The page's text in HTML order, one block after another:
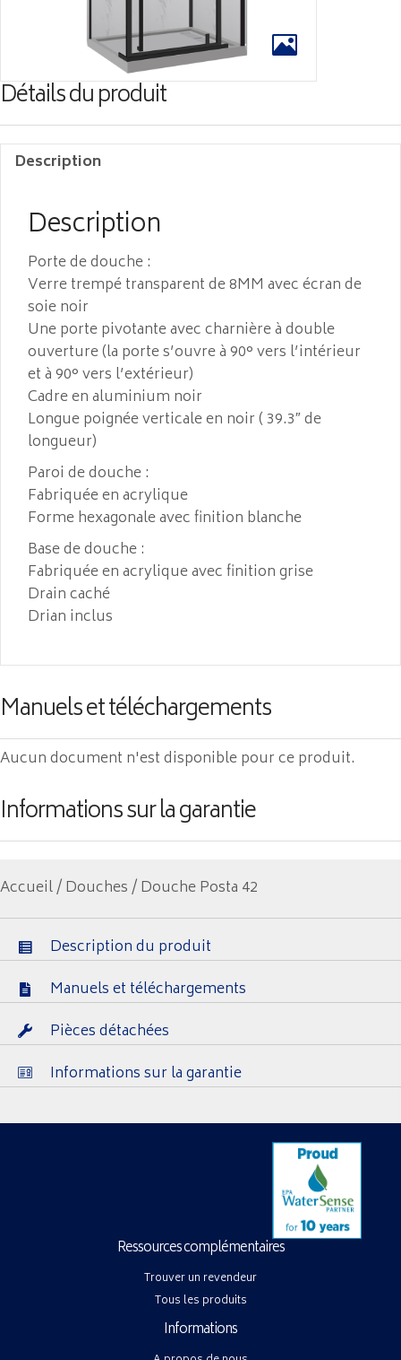
Détails du produit
Description
Description
Porte de douche :
Verre trempé transparent de 8MM avec écran de
soie noir
Une porte pivotante avec charnière à double
ouverture (la porte s’ouvre à 90° vers l’intérieur
et à 90° vers l’extérieur)
Cadre en aluminium noir
Longue poignée verticale en noir ( 39.3″ de
longueur)
Paroi de douche :
Fabriquée en acrylique
Forme hexagonale avec finition blanche
Base de douche :
Fabriquée en acrylique avec finition grise
Drain caché
Drian inclus
Manuels et téléchargements
Aucun document n'est disponible pour ce produit.
Informations sur la garantie
Accueil/Douches/ Douche Posta 42
Description du produit
Manuels et téléchargements
Pièces détachées
Informations sur la garantie
Ressources complémentaires
Trouver un revendeur
Tous les produits
Informations